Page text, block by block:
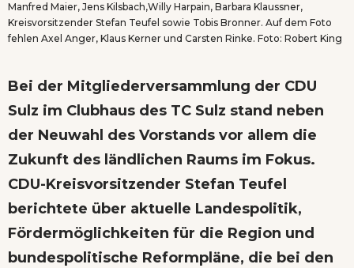
Manfred Maier, Jens Kilsbach,Willy Harpain, Barbara Klaussner,
Kreisvorsitzender Stefan Teufel sowie Tobis Bronner. Auf dem Foto
fehlen Axel Anger, Klaus Kerner und Carsten Rinke. Foto: Robert King
Bei der Mitgliederversammlung der CDU
Sulz im Clubhaus des TC Sulz stand neben
der Neuwahl des Vorstands vor allem die
Zukunft des ländlichen Raums im Fokus.
CDU-Kreisvorsitzender Stefan Teufel
berichtete über aktuelle Landespolitik,
Fördermöglichkeiten für die Region und
bundespolitische Reformpläne, die bei den